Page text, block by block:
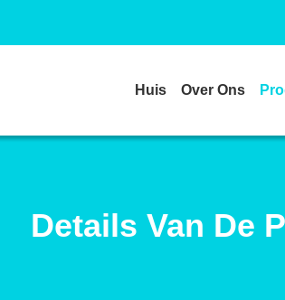
Huis Over Ons
Details Van De